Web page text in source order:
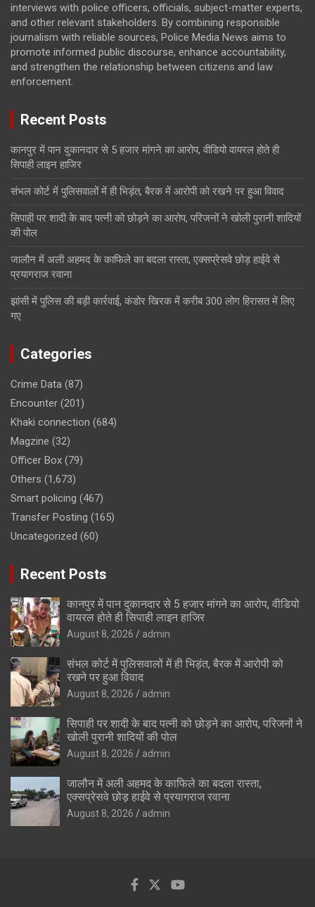
interviews with police officers, officials, subject-matter experts,
and other relevant stakeholders. By combining responsible
journalism with reliable sources, Police Media News aims to
promote informed public discourse, enhance accountability,
and strengthen the relationship between citizens and law
enforcement.
Recent Posts
कानपुर में पान दुकानदार से 5 हजार मांगने का आरोप, वीडियो वायरल होते ही
सिपाही लाइन हाजिर
संभल कोर्ट में पुलिसवालों में ही भिड़ंत, बैरक में आरोपी को रखने पर हुआ विवाद
सिपाही पर शादी के बाद पत्नी को छोड़ने का आरोप, परिजनों ने खोली पुरानी शादियों
की पोल
जालौन में अली अहमद के काफिले का बदला रास्ता, एक्सप्रेसवे छोड़ हाईवे से
प्रयागराज रवाना
झांसी में पुलिस की बड़ी कार्रवाई, कंडोर खिरक में करीब 300 लोग हिरासत में लिए
गए
Categories
Crime Data (87)
Encounter (201)
Khaki connection (684)
Magzine (32)
Officer Box (79)
Others (1,673)
Smart policing (467)
Transfer Posting (165)
Uncategorized (60)
Recent Posts
कानपुर में पान दुकानदार से 5 हजार मांगने का आरोप, वीडियो
वायरल होते ही सिपाही लाइन हाजिर
August 8, 2026 admin
संभल कोर्ट में पुलिसवालों में ही भिड़ंत, बैरक में आरोपी को
रखने पर हुआ विवाद
August 8, 2026 admin
सिपाही पर शादी के बाद पत्नी को छोड़ने का आरोप, परिजनों ने
खोली पुरानी शादियों की पोल
August 8, 2026 admin
जालौन में अली अहमद के काफिले का बदला रास्ता,
एक्सप्रेसवे छोड़ हाईवे से प्रयागराज रवाना
August 8, 2026 admin